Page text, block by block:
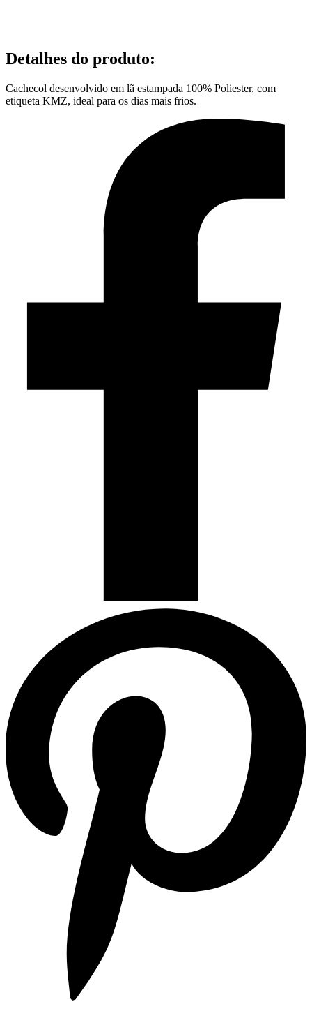
Detalhes do produto:
Cachecol desenvolvido em lã estampada 100% Poliester, com
etiqueta KMZ, ideal para os dias mais frios.